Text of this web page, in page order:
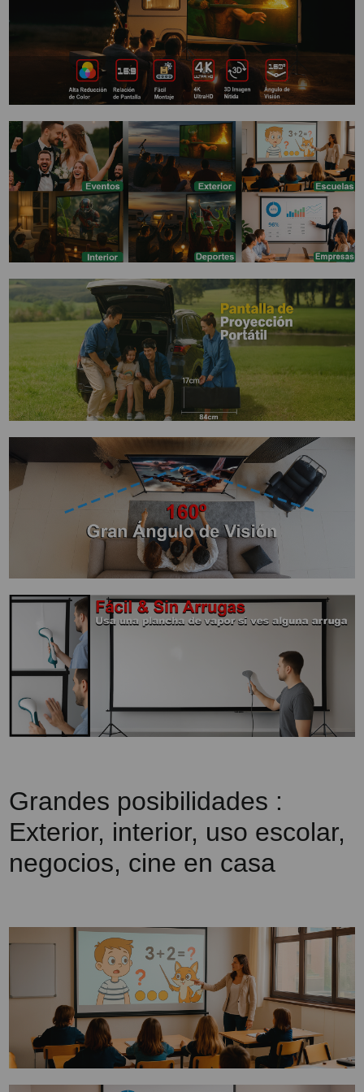
PROYECTOR PARA EL
MUNDIAL 2026
PROYECTOR PARA FUTBOL
PROYECTORES 2K O 4K
REACONDICIONADOS
SUPER OFERTAS
¿QUÉ MODELO NECESITO?
OFERTAS DESTACADAS
TIPOS DE PROYECTOR
PANTALLAS DE
PROYECCIÓN
PRODUCTOS
RECOMENDADOS
SOPORTE PARA PROYECTOR
CABLES Y ACCESORIOS
Atención Pedidos:
951 10 21 22
Lunes a Viernes: 9.00h a 15.30h
pedidos@proyectorbarato.com
Asistencia Técnica:
soporte@proyectorbarato.com
Grandes posibilidades :
Exterior, interior, uso escolar,
negocios, cine en casa